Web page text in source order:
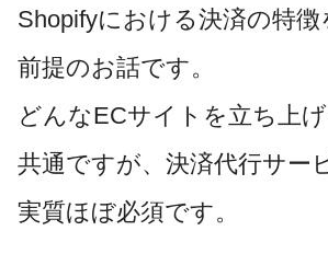
Shopifyにおける決済の特徴
前提のお話です。
どんなECサイトを立ち上
共通ですが、決済代行サー
実質ほぼ必須です。